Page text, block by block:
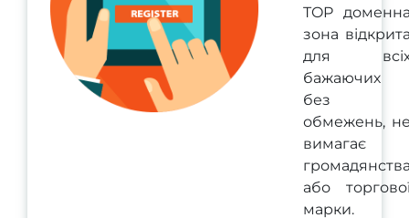
TOP
зона
для
бажаючих
без
обмежень,
вимагає
або
марки.